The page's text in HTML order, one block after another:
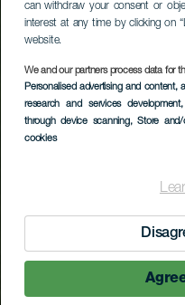
can withdraw your consent or
interest at any time by clicking on
website.
We and our partners process data for
Personalised advertising and
research and services development,
through device scanning, Store and/
cookies